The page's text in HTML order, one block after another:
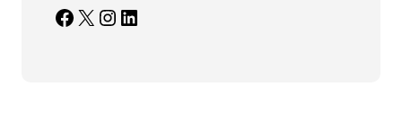
Facebook X InstagramLinkedIn